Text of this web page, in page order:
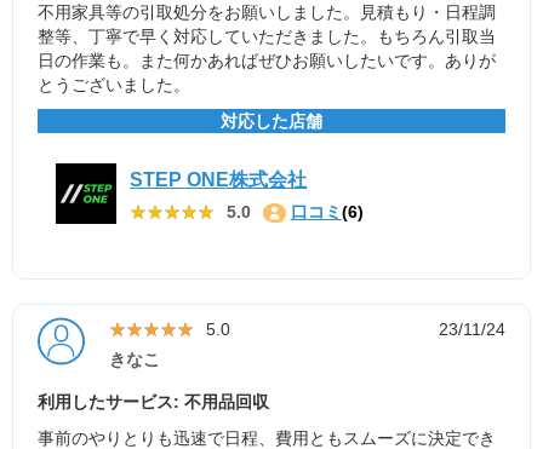
不用家具等の引取処分をお願いしました。見積もり・日程調
整等、丁寧で早く対応していただきました。もちろん引取当
日の作業も。また何かあればぜひお願いしたいです。ありが
とうございました。
対応した店舗
STEP ONE株式会社
★★★★★
★★★★★ 5.0 口コミ (6)
★★★★★
★★★★★ 5.0
23/11/24
きなこ
利用したサービス: 不用品回収
事前のやりとりも迅速で日程、費用ともスムーズに決定でき